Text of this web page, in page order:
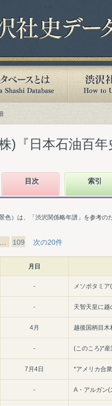
)『日本石油百年
目次 索引
景色）は、「渋沢関係略年譜」を参考
109 次の20件
月日
- メソポタミ
- 天智天皇に
4月 越後国柄目
- (このころ)*
7月4日 *アメリカ合
- A・アルガン(